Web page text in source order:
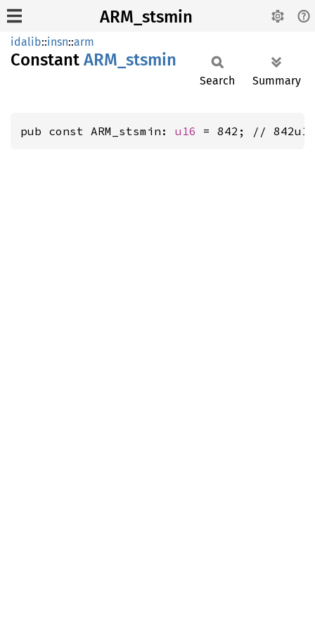
ARM_stsmin
idalib::insn::arm
Constant ARM_ stsmin
Search Summary
pub const ARM_stsmin: u16 = 842; // 842u16